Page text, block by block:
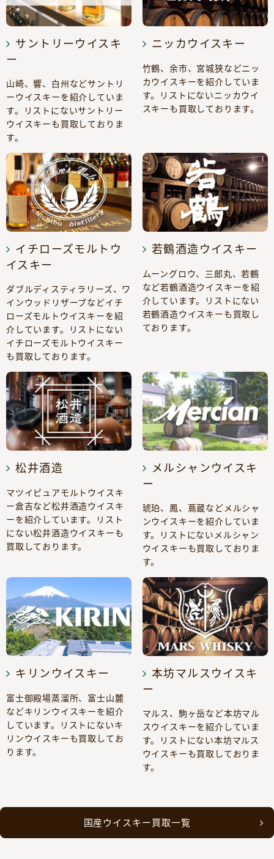
サントリーウイスキ
ー
山崎、響、白州などサントリ
ーウイスキーを紹介していま
す。リストにないサントリー
ウイスキーも買取しておりま
す。
ニッカウイスキー
竹鶴、余市、宮城狭などニッ
カウイスキーを紹介していま
す。リストにないニッカウイ
スキーも買取しております。
イチローズモルトウ
イスキー
ダブルディスティラリーズ、ワ
インウッドリザーブなどイチ
ローズモルトウイスキーを紹
介しています。リストにない
イチローズモルトウイスキー
も買取しております。
若鶴酒造ウイスキー
ムーングロウ、三郎丸、若鶴
など若鶴酒造ウイスキーを紹
介しています。リストにない
若鶴酒造ウイスキーも買取し
ております。
松井酒造
マツイピュアモルトウイスキ
ー倉吉など松井酒造ウイスキ
ーを紹介しています。リスト
にない松井酒造ウイスキーも
買取しております。
メルシャンウイスキ
ー
琥珀、鳳、蔦蔵などメルシャ
ンウイスキーを紹介していま
す。リストにないメルシャン
ウイスキーも買取しておりま
す。
キリンウイスキー
富士御殿場蒸溜所、富士山麓
などキリンウイスキーを紹介
しています。リストにないキ
リンウイスキーも買取してお
ります。
本坊マルスウイスキ
ー
マルス、駒ヶ岳など本坊マル
スウイスキーを紹介していま
す。リストにない本坊マルス
ウイスキーも買取しておりま
す。
国産ウイスキー買取一覧